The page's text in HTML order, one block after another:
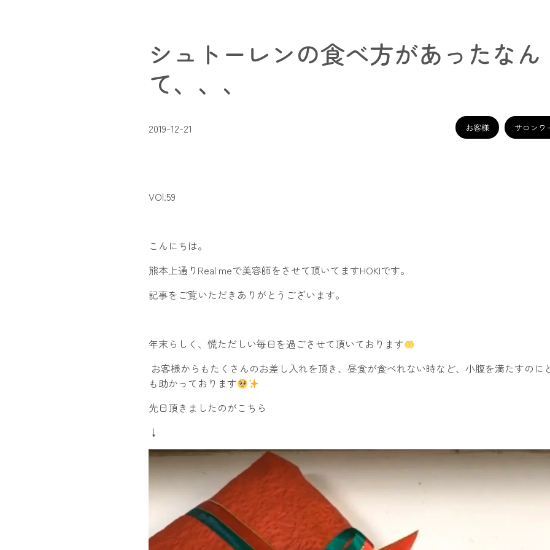
シュトーレンの食べ方があったなん
て、、、
2019-12-21 お客様 サロンワ
VOl.59
こんにちは。
熊本上通りReal meで美容師をさせて頂いてますHOKIです。
記事をご覧いただきありがとうございます。
年末らしく、慌ただしい毎日を過ごさせて頂いております
お客様からもたくさんのお差し入れを頂き、昼食が食べれない時など、小腹を満たすのに
も助かっております
先日頂きましたのがこちら
↓